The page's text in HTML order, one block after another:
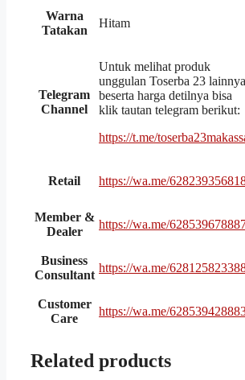
Warna
Tatakan
Hitam
Telegram
Channel
Untuk melihat produk
unggulan Toserba 23 lainnya
beserta harga detilnya bisa
klik tautan telegram berikut:
https://t.me/
Retail https://wa.me/
Member &
Dealer
https://wa.me/
Business
Consultant
https://wa.me/
Customer
Care
https://wa.me/
Related products